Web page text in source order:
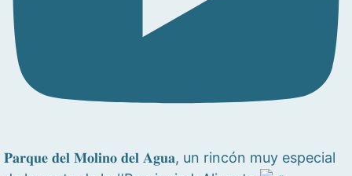
𝐏𝐚𝐫𝐪𝐮𝐞 𝐝𝐞𝐥 𝐌𝐨𝐥𝐢𝐧𝐨 𝐝𝐞𝐥 𝐀𝐠𝐮𝐚, un rincón muy especial